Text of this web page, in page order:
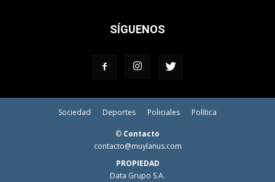
SÍGUENOS
Sociedad Deportes Policiales Política
© Contacto
contacto@muylanus.com
PROPIEDAD
Data Grupo S.A.